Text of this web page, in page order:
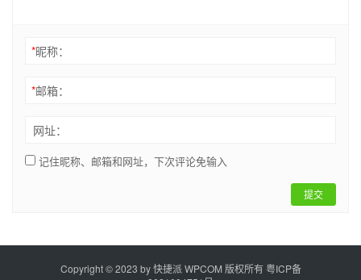
*昵称：
*邮箱：
网址：
记住昵称、邮箱和网址，下次评论免输入
提交
Copyright © 2023 by快捷派WPCOM 版权所有粤ICP备